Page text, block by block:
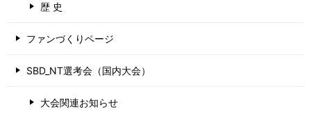
歴 史
ファンづくりページ
SBD_NT選考会（国内大会）
大会関連お知らせ